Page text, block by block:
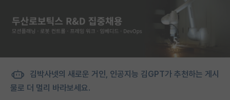
김박사넷의 새로운 거인, 인공지능 김GPT가 추천하는 게시
물로 더 멀리 바라보세요.